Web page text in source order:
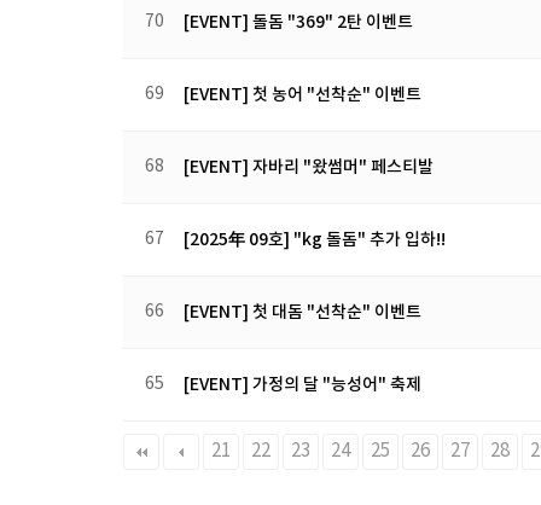
70 [EVENT] 돌돔 "369" 2탄 이벤트
69 [EVENT] 첫 농어 "선착순" 이벤트
68 [EVENT] 자바리 "왔썸머" 페스티발
67 [2025年 09호] "kg 돌돔" 추가 입하!!
66 [EVENT] 첫 대돔 "선착순" 이벤트
65 [EVENT] 가정의 달 "능성어" 축제
21 22 23 24 25 26 27 28